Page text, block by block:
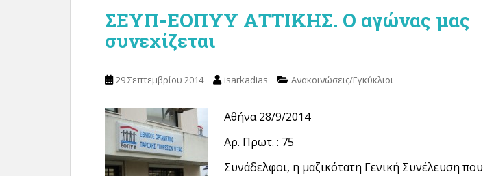
ΣΕΥΠ-ΕΟΠΥΥ ΑΤΤΙΚΗΣ. Ο αγώνας μας
συνεχίζεται
29 Σεπτεμβρίου 2014 isarkadias Ανακοινώσεις/Εγκύκλιοι
Αθήνα 28/9/2014
Αρ. Πρωτ. : 75
Συνάδελφοι, η μαζικότατη Γενική Συνέλευση που